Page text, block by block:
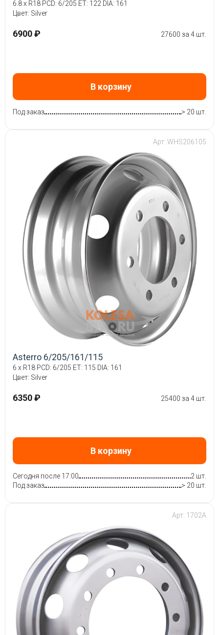
6.8 x R18 PCD: 6/205 ET: 122 DIA: 161
Цвет: Silver
6900 ₽ 27600 за 4 шт.
В корзину
Под заказ > 20 шт.
Арт: WHS206105
Asterro 6/205/161/115
6 x R18 PCD: 6/205 ET: 115 DIA: 161
Цвет: Silver
6350 ₽ 25400 за 4 шт.
В корзину
Сегодня после 17:00
2 шт.
Под заказ
> 20 шт.
Арт: 1702A